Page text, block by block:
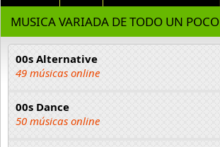
MUSICA VARIADA DE TODO UN POCO
00s Alternative
49 músicas online
00s Dance
50 músicas online